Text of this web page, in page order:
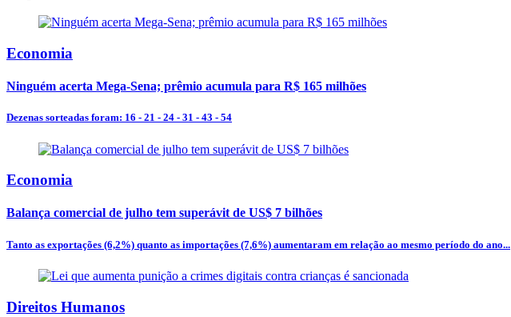
Economia
Ninguém acerta Mega-Sena; prêmio acumula para R$ 165 milhões
Dezenas sorteadas foram: 16 - 21 - 24 - 31 - 43 - 54
Economia
Balança comercial de julho tem superávit de US$ 7 bilhões
Tanto as exportações (6,2%) quanto as importações (7,6%) aumentaram em relação ao mesmo período do ano...
Direitos Humanos